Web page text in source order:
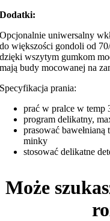
Dodatki:
Opcjonalnie uniwersalny
do większości gondoli od
dzięki wszytym gumkom
mają budy mocowanej na
Specyfikacja prania:
prać w pralce w temp
program delikatny,
prasować
minky
stosować delikatne
Może